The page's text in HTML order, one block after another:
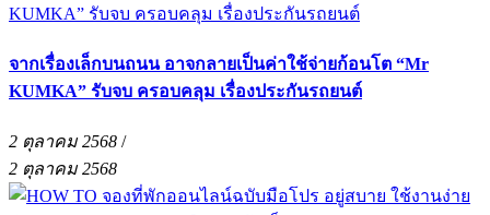
จากเรื่องเล็กบนถนน อาจกลายเป็นค่าใช้จ่ายก้อนโต “Mr
KUMKA” รับจบ ครอบคลุม เรื่องประกันรถยนต์
2 ตุลาคม 2568 /
2 ตุลาคม 2568